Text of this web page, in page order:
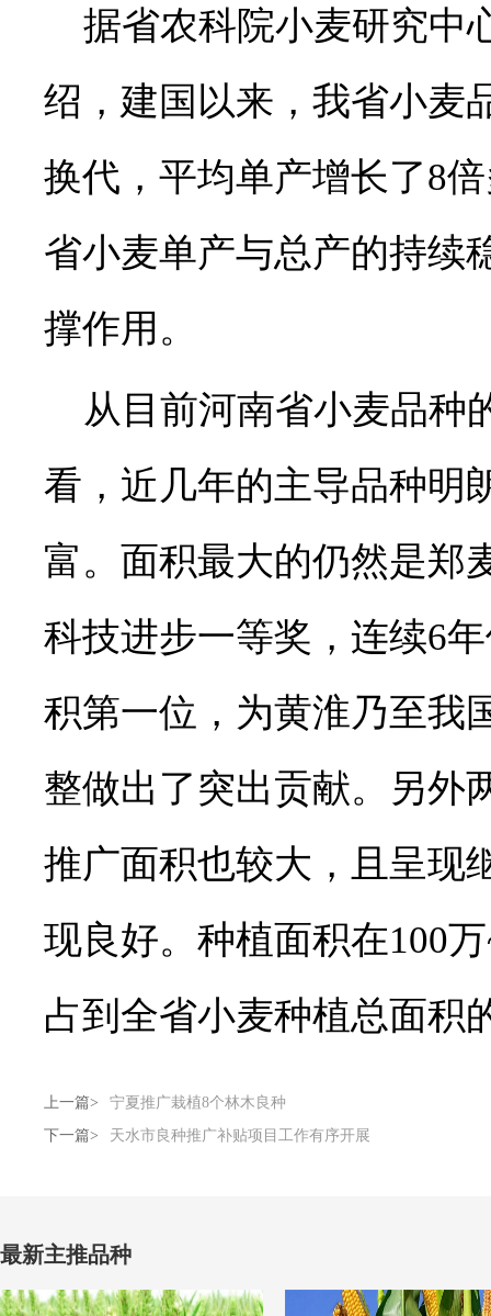
据省农科院小麦研究中
绍，建国以来，我省小麦
换代，平均单产增长了8
省小麦单产与总产的持续
撑作用。
从目前河南省小麦品种
看，近几年的主导品种明
富。面积最大的仍然是郑
科技进步一等奖，连续6
积第一位，为黄淮乃至我
整做出了突出贡献。另外
推广面积也较大，且呈现
现良好。种植面积在100
占到全省小麦种植总面积
上一篇>
宁夏推广栽植8个林木良种
下一篇>
天水市良种推广补贴项目工作有序开展
最新主推品种